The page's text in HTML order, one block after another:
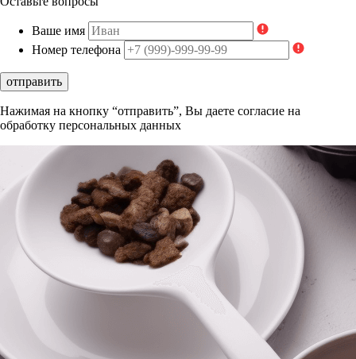
Ваше имя
Номер телефона
отправить
Нажимая на кнопку “отправить”, Вы даете согласие на
обработку персональных данных